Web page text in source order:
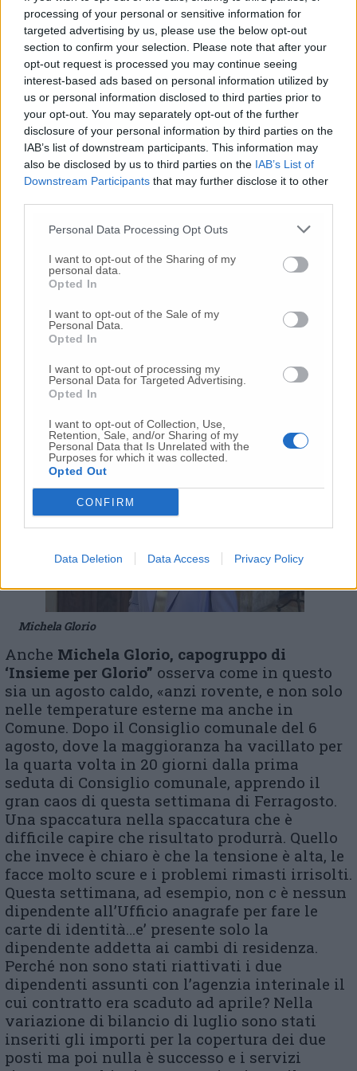
processing of your personal or sensitive information for
targeted advertising by us, please use the below opt-out
section to confirm your selection. Please note that after your
opt-out request is processed you may continue seeing
interest-based ads based on personal information utilized by
us or personal information disclosed to third parties prior to
your opt-out. You may separately opt-out of the further
disclosure of your personal information by third parties on the
IAB’s list of downstream participants. This information may
also be disclosed by us to third parties on the IAB’s List of
Downstream Participants that may further disclose it to other
Personal Data Processing Opt Outs
I want to opt-out of the Sharing of my
personal data.
Opted In
I want to opt-out of the Sale of my
Personal Data.
Opted In
I want to opt-out of processing my
Personal Data for Targeted Advertising.
Opted In
I want to opt-out of Collection, Use,
Retention, Sale, and/or Sharing of my
Personal Data that Is Unrelated with the
Purposes for which it was collected.
Opted Out
CONFIRM
Data Deletion Data Access Privacy Policy
aspettare. Quello che conta è fare la quadra
sul sistema di potere. Insomma ci aspetterà
una giunta con un sindaco di facciata e con
un regista dietro le quinte a dirigere il tutto.
Un film purtroppo già visto. Altro slogan
elettorale era la “politica che unisce”. I fatti
dimostrano che a unire sarà solo la
spartizione e l’esercizio del potere e delle
poltrone a cui nessuno dei protagonisti della
commedia politica osimana 2024 sa
contenti, come nell’Arlecchino di Strehler, ma
di fatto con un sindaco sempre più
“equilibrista”, dimezzato, sotto pressione e
attacco. Dispiace per i cittadini osimani
costretti ad assistere ad uno spettacolo per
nulla gratificante. E se il buongiorno si vede
dal mattino, non si sa a cos’ altro dovremo
ancora assistere e cos’ altro ancora ci
aspetterà. E’ questo il cambiamento che si
aspettavano i cittadini?» è l’interrogativo che
pone il capogruppo del Partito Democratico
Michela Glorio
Anche Michela Glorio, capogruppo di
‘Insieme per Glorio” osserva come in questo
sia un agosto caldo, «anzi rovente, e non solo
nelle temperature esterne ma anche in
Comune. Dopo il Consiglio comunale del 6
agosto, dove la maggioranza ha vacillato per
la quarta volta in 20 giorni dalla prima
seduta di Consiglio comunale, apprendo il
gran caos di questa settimana di Ferragosto.
Una spaccatura nella spaccatura che è
difficile capire che risultato produrrà. Quello
che invece è chiaro è che la tensione è alta, le
facce molto scure e i problemi rimasti irrisolti.
Questa settimana, ad esempio, non c è nessun
dipendente all’Ufficio anagrafe per fare le
carte di identità…e’ presente solo la
dipendente addetta ai cambi di residenza.
Perché non sono stati riattivati i due
dipendenti assunti con l’agenzia interinale il
cui contratto era scaduto ad aprile? Nella
variazione di bilancio di luglio sono stati
inseriti gli importi per la copertura dei due
posti ma poi nulla è successo e i servizi